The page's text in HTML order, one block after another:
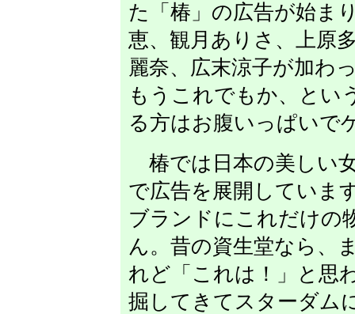
た「椿」の広告が始ま
恵、観月ありさ、上原
麗奈、広末涼子が加わ
もうこれでもか、とい
る方はお腹いっぱいで
椿では日本の美しい
で広告を展開していま
ブランドにこれだけの
ん。昔の資生堂なら、
れど「これは！」と思
掘してきてスターダム